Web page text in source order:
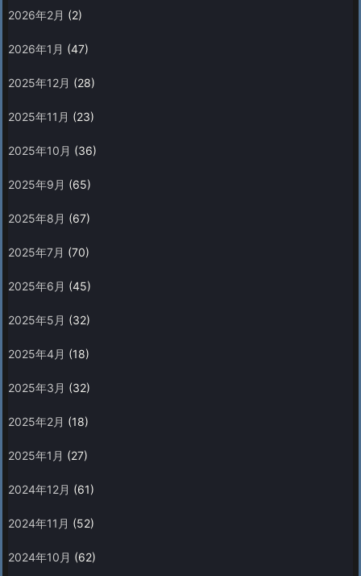
2026年2月 (2)
2026年1月 (47)
2025年12月 (28)
2025年11月 (23)
2025年10月 (36)
2025年9月 (65)
2025年8月 (67)
2025年7月 (70)
2025年6月 (45)
2025年5月 (32)
2025年4月 (18)
2025年3月 (32)
2025年2月 (18)
2025年1月 (27)
2024年12月 (61)
2024年11月 (52)
2024年10月 (62)